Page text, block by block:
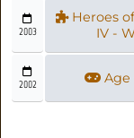
2003
Heroes
IV -
2002